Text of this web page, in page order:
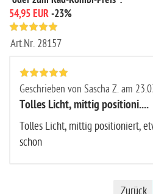
54,95 EUR-23%
Art.Nr. 28157
Geschrieben von Sascha Z. am
Tolles Licht, mittig positioni....
Tolles Licht, mittig positioniert,
schon
Zurück